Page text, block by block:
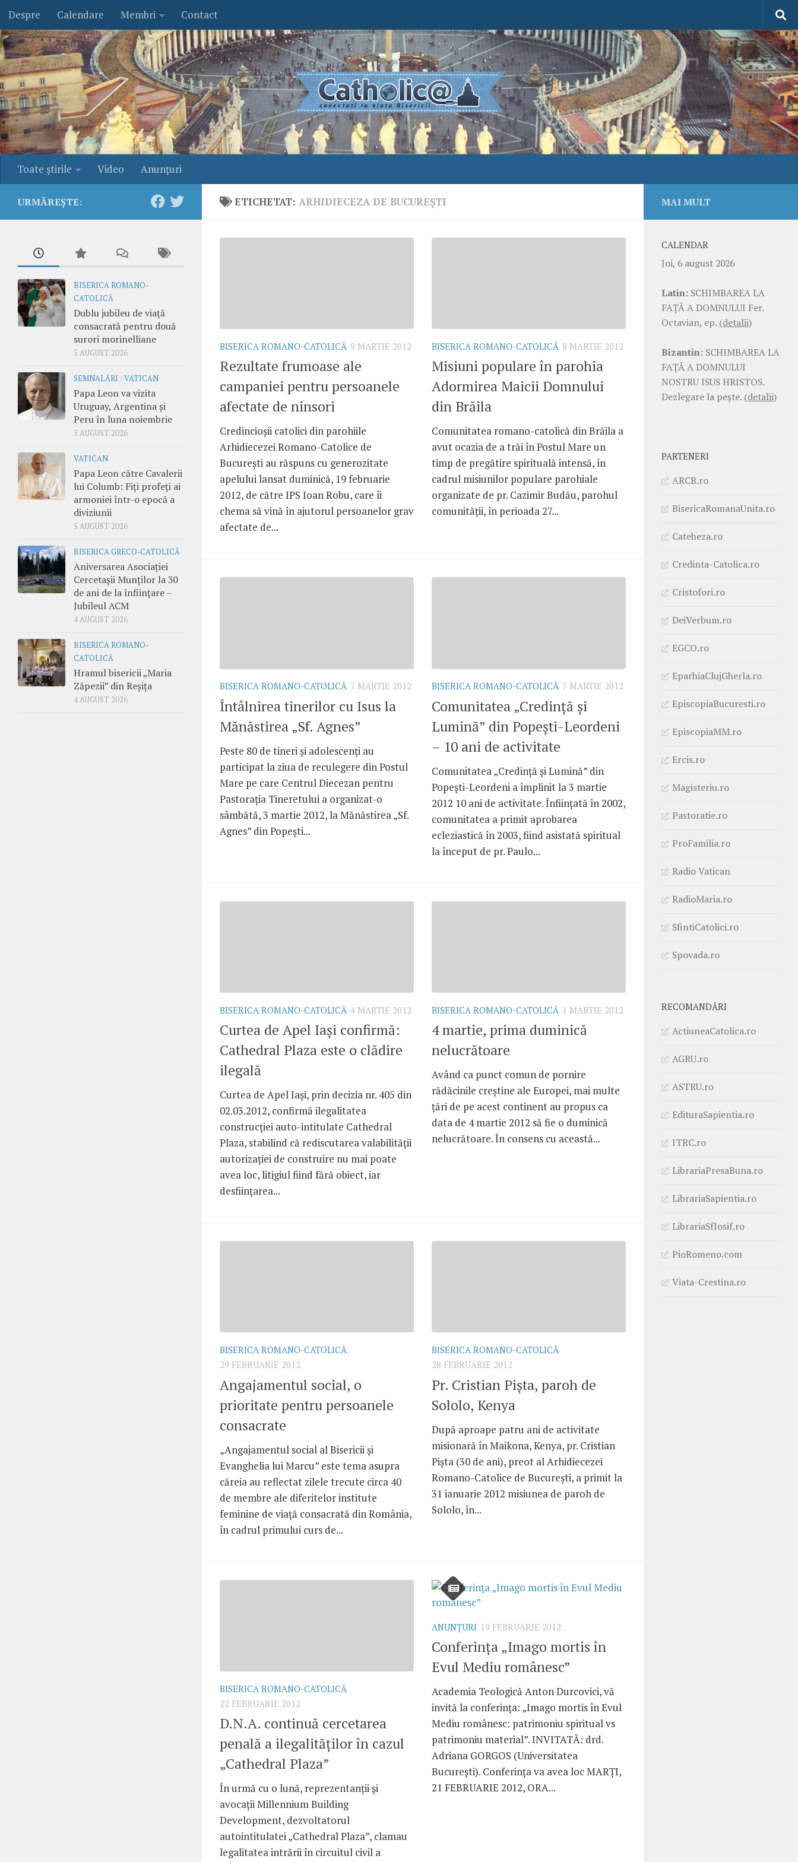
Skip to content
Despre Calendare Membri Contact
Toate ştirile Video Anunţuri
ETICHETAT: ARHIDIECEZA DE BUCUREȘTI
BISERICA ROMANO-CATOLICĂ 9 MARTIE 2012
Rezultate frumoase ale
campaniei pentru persoanele
afectate de ninsori
Credincioşii catolici din parohiile
Arhidiecezei Romano-Catolice de
Bucureşti au răspuns cu generozitate
apelului lansat duminică, 19 februarie
2012, de către IPS Ioan Robu, care îi
chema să vină în ajutorul persoanelor grav
afectate de...
BISERICA ROMANO-CATOLICĂ 8 MARTIE 2012
Misiuni populare în parohia
Adormirea Maicii Domnului
din Brăila
Comunitatea romano-catolică din Brăila a
avut ocazia de a trăi în Postul Mare un
timp de pregătire spirituală intensă, în
cadrul misiunilor populare parohiale
organizate de pr. Cazimir Budău, parohul
comunităţii, în perioada 27...
BISERICA ROMANO-CATOLICĂ 7 MARTIE 2012
Întâlnirea tinerilor cu Isus la
Mănăstirea „Sf. Agnes”
Peste 80 de tineri şi adolescenţi au
participat la ziua de reculegere din Postul
Mare pe care Centrul Diecezan pentru
Pastoraţia Tineretului a organizat-o
sâmbătă, 3 martie 2012, la Mănăstirea „Sf.
Agnes” din Popeşti...
BISERICA ROMANO-CATOLICĂ 7 MARTIE 2012
Comunitatea „Credinţă şi
Lumină” din Popeşti-Leordeni
– 10 ani de activitate
Comunitatea „Credinţă şi Lumină” din
Popeşti-Leordeni a împlinit la 3 martie
2012 10 ani de activitate. Înfiinţată în 2002,
comunitatea a primit aprobarea
ecleziastică în 2003, fiind asistată spiritual
la început de pr. Paulo...
BISERICA ROMANO-CATOLICĂ 4 MARTIE 2012
Curtea de Apel Iaşi confirmă:
Cathedral Plaza este o clădire
ilegală
Curtea de Apel Iaşi, prin decizia nr. 405 din
02.03.2012, confirmă ilegalitatea
construcţiei auto-intitulate Cathedral
Plaza, stabilind că rediscutarea valabilităţii
autorizaţiei de construire nu mai poate
avea loc, litigiul fiind fără obiect, iar
desfiinţarea...
BISERICA ROMANO-CATOLICĂ 1 MARTIE 2012
4 martie, prima duminică
nelucrătoare
Având ca punct comun de pornire
rădăcinile creştine ale Europei, mai multe
ţări de pe acest continent au propus ca
data de 4 martie 2012 să fie o duminică
nelucrătoare. În consens cu această...
BISERICA ROMANO-CATOLICĂ
29 FEBRUARIE 2012
Angajamentul social, o
prioritate pentru persoanele
consacrate
„Angajamentul social al Bisericii şi
Evanghelia lui Marcu” este tema asupra
căreia au reflectat zilele trecute circa 40
de membre ale diferitelor institute
feminine de viaţă consacrată din România,
în cadrul primului curs de...
BISERICA ROMANO-CATOLICĂ
28 FEBRUARIE 2012
Pr. Cristian Pişta, paroh de
Sololo, Kenya
După aproape patru ani de activitate
misionară în Maikona, Kenya, pr. Cristian
Pişta (30 de ani), preot al Arhidiecezei
Romano-Catolice de Bucureşti, a primit la
31 ianuarie 2012 misiunea de paroh de
Sololo, în...
BISERICA ROMANO-CATOLICĂ
22 FEBRUARIE 2012
D.N.A. continuă cercetarea
penală a ilegalităţilor în cazul
„Cathedral Plaza”
În urmă cu o lună, reprezentanţii şi
avocaţii Millennium Building
Development, dezvoltatorul
autointitulatei „Cathedral Plaza”, clamau
legalitatea intrării în circuitul civil a
ANUNŢURI 19 FEBRUARIE 2012
Conferinţa „Imago mortis în
Evul Mediu românesc”
Academia Teologică Anton Durcovici, vă
invită la conferinţa: „Imago mortis în Evul
Mediu românesc: patrimoniu spiritual vs
patrimoniu material”. INVITATĂ: drd.
Adriana GORGOS (Universitatea
Bucureşti). Conferinţa va avea loc MARŢI,
21 FEBRUARIE 2012, ORA...
URMĂREȘTE:
BISERICA ROMANO-
CATOLICĂ
Dublu jubileu de viață
consacrată pentru două
surori morinelliane
5 AUGUST 2026
SEMNALĂRI /VATICAN
Papa Leon va vizita
Uruguay, Argentina și
Peru în luna noiembrie
5 AUGUST 2026
VATICAN
Papa Leon către Cavalerii
lui Columb: Fiți profeți ai
armoniei într-o epocă a
diviziunii
5 AUGUST 2026
BISERICA GRECO-CATOLICĂ
Aniversarea Asociației
Cercetașii Munților la 30
de ani de la înființare –
Jubileul ACM
4 AUGUST 2026
BISERICA ROMANO-
CATOLICĂ
Hramul bisericii „Maria
Zăpezii” din Reșița
4 AUGUST 2026
MAI MULT
CALENDAR
Joi, 6 august 2026
Latin: SCHIMBAREA LA
FAŢĂ A DOMNULUI Fer.
Octavian, ep. (detalii)
Bizantin: SCHIMBAREA LA
FAŢĂ A DOMNULUI
NOSTRU ISUS HRISTOS.
Dezlegare la pește. (detalii)
PARTENERI
ARCB.ro
BisericaRomanaUnita.ro
Cateheza.ro
Credinta-Catolica.ro
Cristofori.ro
DeiVerbum.ro
EGCO.ro
EparhiaClujGherla.ro
EpiscopiaBucuresti.ro
EpiscopiaMM.ro
Ercis.ro
Magisteriu.ro
Pastoratie.ro
ProFamilia.ro
Radio Vatican
RadioMaria.ro
SfintiCatolici.ro
Spovada.ro
RECOMANDĂRI
ActiuneaCatolica.ro
AGRU.ro
ASTRU.ro
EdituraSapientia.ro
ITRC.ro
LibrariaPresaBuna.ro
LibrariaSapientia.ro
LibrariaSfIosif.ro
PioRomeno.com
Viata-Crestina.ro